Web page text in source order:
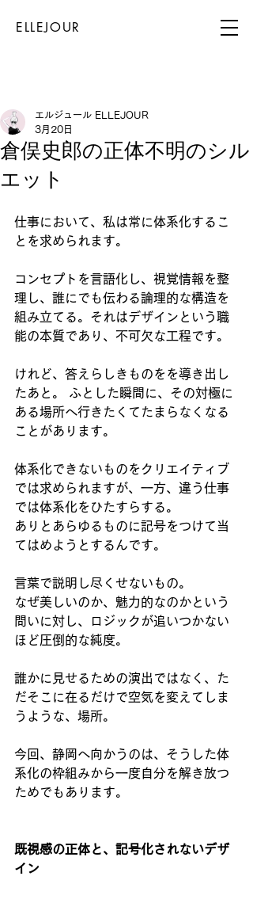
​ELLEJOUR
倉俣史郎の正体不明のシル
エット
エルジュール ELLEJOUR
3月20日
仕事において、私は常に体系化するこ
とを求められます。
コンセプトを言語化し、視覚情報を整
理し、誰にでも伝わる論理的な構造を
組み立てる。それはデザインという職
能の本質であり、不可欠な工程です。
けれど、答えらしきものをを導き出し
たあと。 ふとした瞬間に、その対極に
ある場所へ行きたくてたまらなくなる
ことがあります。
体系化できないものをクリエイティブ
では求められますが、一方、違う仕事
では体系化をひたすらする。
ありとあらゆるものに記号をつけて当
てはめようとするんです。
言葉で説明し尽くせないもの。
なぜ美しいのか、魅力的なのかという
問いに対し、ロジックが追いつかない
ほど圧倒的な純度。
誰かに見せるための演出ではなく、た
だそこに在るだけで空気を変えてしま
うような、場所。
今回、静岡へ向かうのは、そうした体
系化の枠組みから一度自分を解き放つ
ためでもあります。
既視感の正体と、記号化されないデザ
イン